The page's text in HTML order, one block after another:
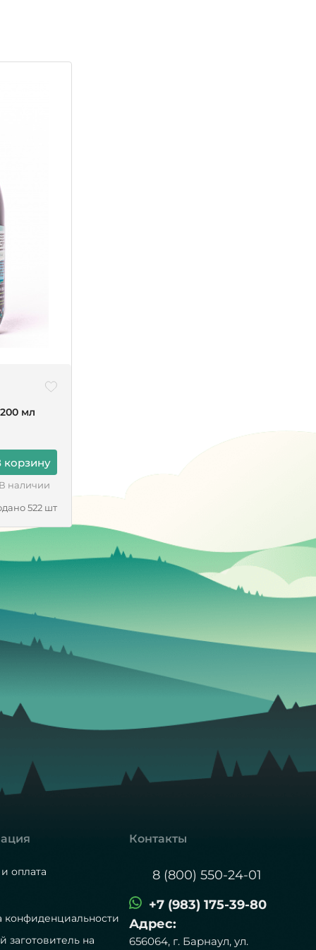
мл
корзину
В наличии
522 шт
оплата
конфиденциальности
заготовитель на
Контакты
8 (800) 550-24-01
+7 (983) 175-39-80
Адрес:
656064, г. Барнаул, ул.